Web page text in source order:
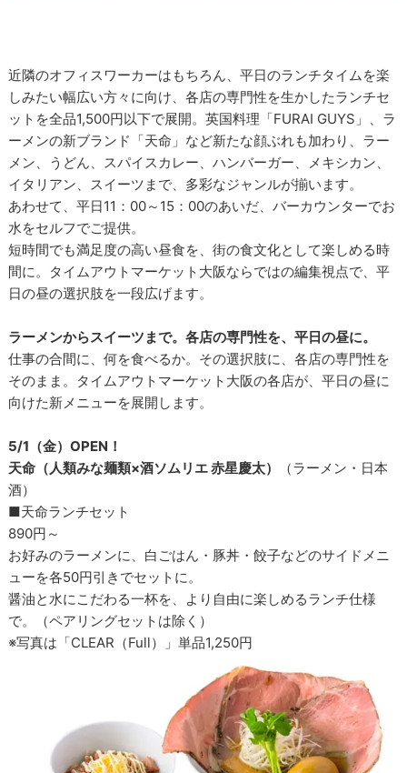
近隣のオフィスワーカーはもちろん、平日のランチタイムを楽
しみたい幅広い方々に向け、各店の専門性を生かしたランチセ
ットを全品1,500円以下で展開。英国料理「FURAI GUYS」、ラ
ーメンの新ブランド「天命」など新たな顔ぶれも加わり、ラー
メン、うどん、スパイスカレー、ハンバーガー、メキシカン、
イタリアン、スイーツまで、多彩なジャンルが揃います。
あわせて、平日11：00～15：00のあいだ、バーカウンターでお
水をセルフでご提供。
短時間でも満足度の高い昼食を、街の食文化として楽しめる時
間に。タイムアウトマーケット大阪ならではの編集視点で、平
日の昼の選択肢を一段広げます。
ラーメンからスイーツまで。各店の専門性を、平日の昼に。
仕事の合間に、何を食べるか。その選択肢に、各店の専門性を
そのまま。タイムアウトマーケット大阪の各店が、平日の昼に
向けた新メニューを展開します。
5/1（金）OPEN！
天命（人類みな麺類×酒ソムリエ 赤星慶太）
（ラーメン・日本
酒）
■天命ランチセット
890円～
お好みのラーメンに、白ごはん・豚丼・餃子などのサイドメニ
ューを各50円引きでセットに。
醤油と水にこだわる一杯を、より自由に楽しめるランチ仕様
で。（ペアリングセットは除く）
※写真は「CLEAR（Full）」単品1,250円